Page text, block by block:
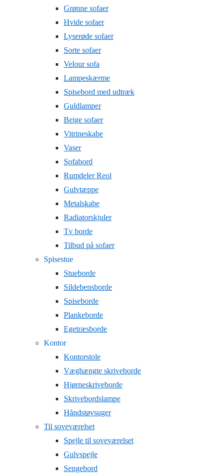
Grønne sofaer
Hvide sofaer
Lyserøde sofaer
Sorte sofaer
Velour sofa
Lampeskærme
Spisebord med udtræk
Guldlamper
Beige sofaer
Vitrineskabe
Vaser
Sofabord
Rumdeler Reol
Gulvtæppe
Metalskabe
Radiatorskjuler
Tv borde
Tilbud på sofaer
Spisestue
Stueborde
Sildebensborde
Spiseborde
Plankeborde
Egetræsborde
Kontor
Kontorstole
Væghængte skriveborde
Hjørneskriveborde
Skrivebordslampe
Håndstøvsuger
Til soveværelset
Spejle til soveværelset
Gulvspejle
Sengebord